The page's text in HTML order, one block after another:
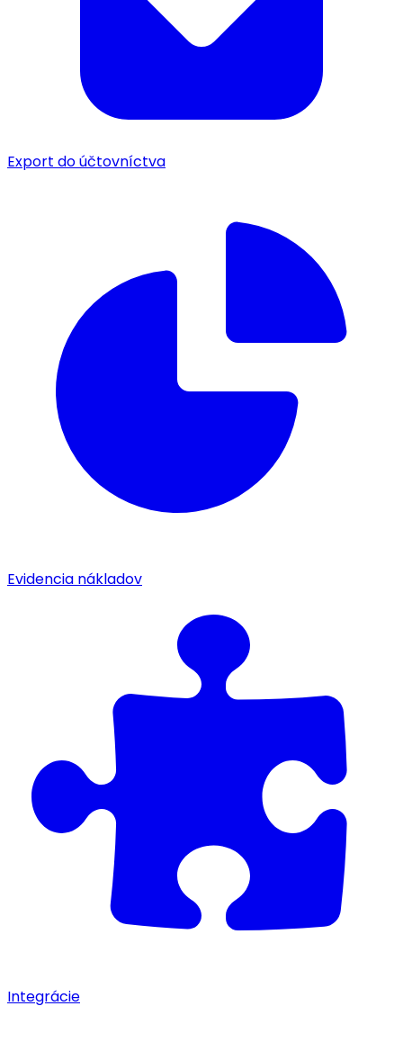
Export do účtovníctva
Evidencia nákladov
Integrácie